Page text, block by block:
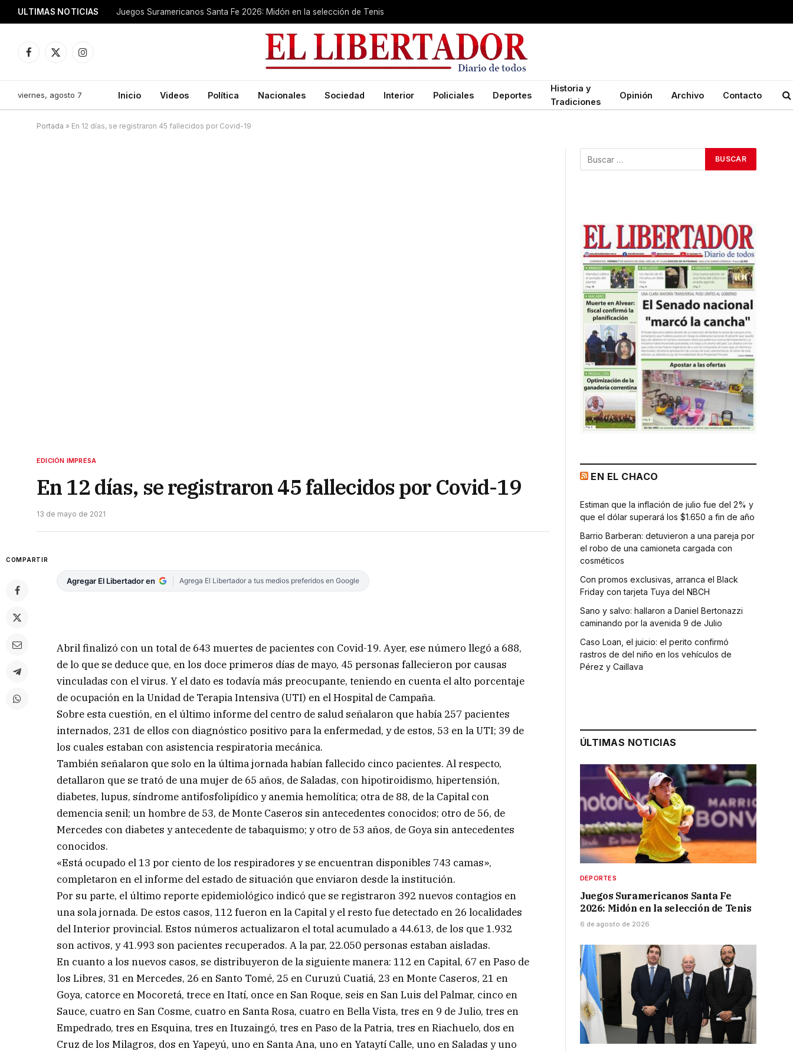
ULTIMAS NOTICIAS Juegos Suramericanos Santa Fe 2026: Midón en la selección de Tenis
Facebook
X
Instagram
viernes, agosto 7 Inicio Videos Política Nacionales Sociedad Interior Policiales Deportes
Historia y
Tradiciones
Opinión Archivo Contacto
Portada » En 12 días, se registraron 45 fallecidos por Covid-19
EDICIÓN IMPRESA
En 12 días, se registraron 45 fallecidos por Covid-19
13 de mayo de 2021
COMPARTIR
Agregar El Libertador en Agrega El Libertador a tus medios preferidos en Google
Abril finalizó con un total de 643 muertes de pacientes con Covid-19. Ayer, ese número llegó a 688,
de lo que se deduce que, en los doce primeros días de mayo, 45 personas fallecieron por causas
vinculadas con el virus. Y el dato es todavía más preocupante, teniendo en cuenta el alto porcentaje
de ocupación en la Unidad de Terapia Intensiva (UTI) en el Hospital de Campaña.
Sobre esta cuestión, en el último informe del centro de salud señalaron que había 257 pacientes
internados, 231 de ellos con diagnóstico positivo para la enfermedad, y de estos, 53 en la UTI; 39 de
los cuales estaban con asistencia respiratoria mecánica.
También señalaron que solo en la última jornada habían fallecido cinco pacientes. Al respecto,
detallaron que se trató de una mujer de 65 años, de Saladas, con hipotiroidismo, hipertensión,
diabetes, lupus, síndrome antifosfolipídico y anemia hemolítica; otra de 88, de la Capital con
demencia senil; un hombre de 53, de Monte Caseros sin antecedentes conocidos; otro de 56, de
Mercedes con diabetes y antecedente de tabaquismo; y otro de 53 años, de Goya sin antecedentes
conocidos.
«Está ocupado el 13 por ciento de los respiradores y se encuentran disponibles 743 camas»,
completaron en el informe del estado de situación que enviaron desde la institución.
Por su parte, el último reporte epidemiológico indicó que se registraron 392 nuevos contagios en
una sola jornada. De estos casos, 112 fueron en la Capital y el resto fue detectado en 26 localidades
del Interior provincial. Estos números actualizaron el total acumulado a 44.613, de los que 1.932
son activos, y 41.993 son pacientes recuperados. A la par, 22.050 personas estaban aisladas.
En cuanto a los nuevos casos, se distribuyeron de la siguiente manera: 112 en Capital, 67 en Paso de
los Libres, 31 en Mercedes, 26 en Santo Tomé, 25 en Curuzú Cuatiá, 23 en Monte Caseros, 21 en
Goya, catorce en Mocoretá, trece en Itatí, once en San Roque, seis en San Luis del Palmar, cinco en
Sauce, cuatro en San Cosme, cuatro en Santa Rosa, cuatro en Bella Vista, tres en 9 de Julio, tres en
Empedrado, tres en Esquina, tres en Ituzaingó, tres en Paso de la Patria, tres en Riachuelo, dos en
Cruz de los Milagros, dos en Yapeyú, uno en Santa Ana, uno en Yataytí Calle, uno en Saladas y uno
EN EL CHACO
Estiman que la inflación de julio fue del 2% y
que el dólar superará los $1.650 a fin de año
Barrio Barberan: detuvieron a una pareja por
el robo de una camioneta cargada con
cosméticos
Con promos exclusivas, arranca el Black
Friday con tarjeta Tuya del NBCH
Sano y salvo: hallaron a Daniel Bertonazzi
caminando por la avenida 9 de Julio
Caso Loan, el juicio: el perito confirmó
rastros de del niño en los vehículos de
Pérez y Caillava
ÚLTIMAS NOTICIAS
DEPORTES
Juegos Suramericanos Santa Fe
2026: Midón en la selección de Tenis
6 de agosto de 2026